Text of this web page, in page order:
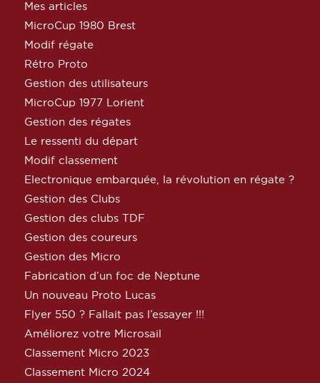
Mes articles
MicroCup 1980 Brest
Modif régate
Rétro Proto
Gestion des utilisateurs
MicroCup 1977 Lorient
Gestion des régates
Le ressenti du départ
Modif classement
Electronique embarquée, la révolution en régate ?
Gestion des Clubs
Gestion des clubs TDF
Gestion des coureurs
Gestion des Micro
Fabrication d’un foc de Neptune
Un nouveau Proto Lucas
Flyer 550 ? Fallait pas l’essayer !!!
Améliorez votre Microsail
Classement Micro 2023
Classement Micro 2024